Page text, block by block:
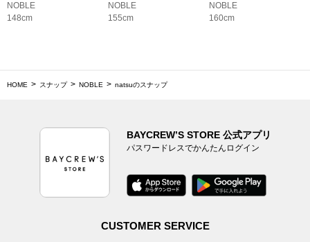
NOBLE
148cm
NOBLE
155cm
NOBLE
160cm
HOME スナップ NOBLE natsuのスナップ
BAYCREW’S STORE 公式アプリ
パスワードレスでかんたんログイン
CUSTOMER SERVICE